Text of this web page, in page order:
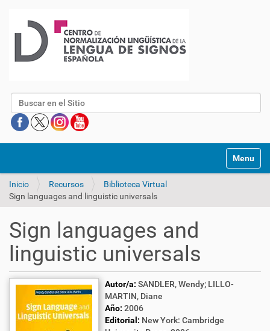
Buscar
Mostrar/
Inicio Recursos
Biblioteca Virtual
Sign languages and linguistic universals
Sign languages and
linguistic universals
Autor/a: SANDLER, Wendy; LILLO-
MARTIN, Diane
Año: 2006
Editorial: New York: Cambridge